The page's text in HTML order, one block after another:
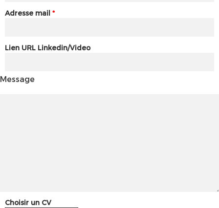
Adresse mail *
Lien URL Linkedin/Video
Message
Choisir un CV